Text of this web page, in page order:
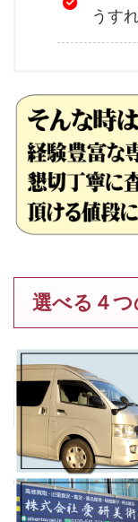
うす
選べる４